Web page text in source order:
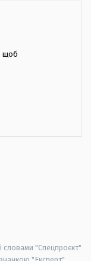
щоб
словами "Спецпроєкт"